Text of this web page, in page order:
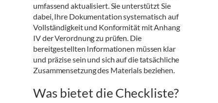
umfassend aktualisiert. Sie unterstützt Sie
dabei, Ihre Dokumentation systematisch auf
Vollständigkeit und Konformität mit Anhang
IV der Verordnung zu prüfen. Die
bereitgestellten Informationen müssen klar
und präzise sein und sich auf die tatsächliche
Zusammensetzung des Materials beziehen.
Was bietet die Checkliste?